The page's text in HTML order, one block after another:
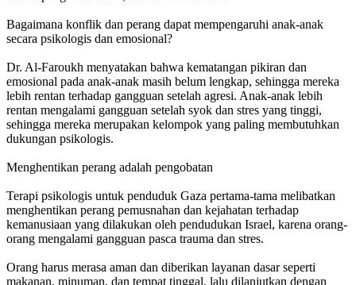
Bagaimana konflik dan perang dapat mempengaruhi anak-anak
secara psikologis dan emosional?
Dr. Al-Faroukh menyatakan bahwa kematangan pikiran dan
emosional pada anak-anak masih belum lengkap, sehingga mereka
lebih rentan terhadap gangguan setelah agresi. Anak-anak lebih
rentan mengalami gangguan setelah syok dan stres yang tinggi,
sehingga mereka merupakan kelompok yang paling membutuhkan
dukungan psikologis.
Menghentikan perang adalah pengobatan
Terapi psikologis untuk penduduk Gaza pertama-tama melibatkan
menghentikan perang pemusnahan dan kejahatan terhadap
kemanusiaan yang dilakukan oleh pendudukan Israel, karena orang-
orang mengalami gangguan pasca trauma dan stres.
Orang harus merasa aman dan diberikan layanan dasar seperti
makanan, minuman, dan tempat tinggal, lalu dilanjutkan dengan